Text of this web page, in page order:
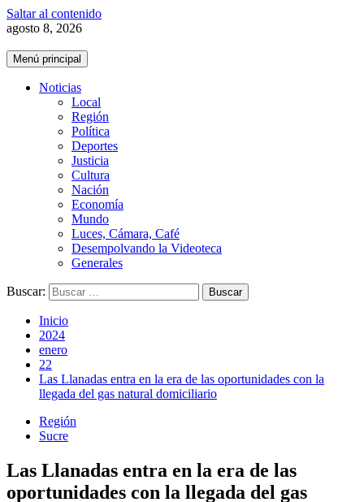
Saltar al contenido
agosto 8, 2026
Menú principal
Noticias
Local
Región
Política
Deportes
Justicia
Cultura
Nación
Economía
Mundo
Luces, Cámara, Café
Desempolvando la Videoteca
Generales
Buscar:
Inicio
2024
enero
22
Las Llanadas entra en la era de las oportunidades con la
llegada del gas natural domiciliario
Región
Sucre
Las Llanadas entra en la era de las
oportunidades con la llegada del gas